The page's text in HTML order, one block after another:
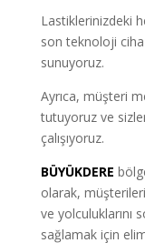
Lastiklerinizdeki
son teknoloji
sunuyoruz.
Ayrıca, müşteri
tutuyoruz ve
çalışıyoruz.
BÜYÜKDERE
olarak,
ve yolculuklarını
sağlamak için